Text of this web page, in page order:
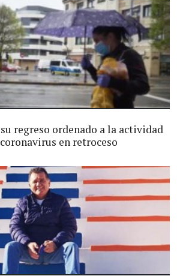
regreso ordenado a la actividad
en retroceso